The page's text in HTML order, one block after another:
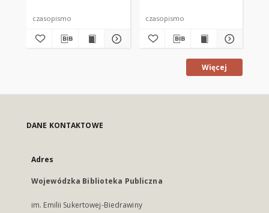
czasopismo czasopismo
Więcej
DANE KONTAKTOWE
Adres
Wojewódzka Biblioteka Publiczna
im. Emilii Sukertowej-Biedrawiny